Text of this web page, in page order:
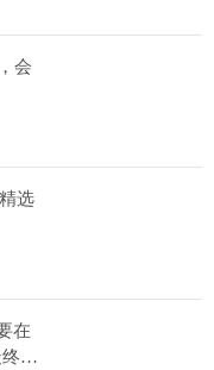
会
选
在
体